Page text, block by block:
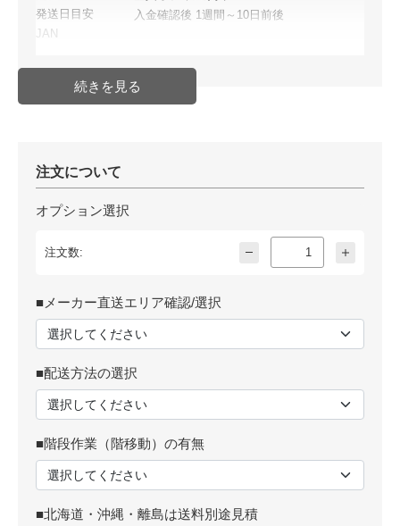
発送日目安
入金確認後 1週間～10日前後
JAN
注文について
オプション選択
注文数:
■メーカー直送エリア確認/選択
■配送方法の選択
■階段作業（階移動）の有無
■北海道・沖縄・離島は送料別途見積